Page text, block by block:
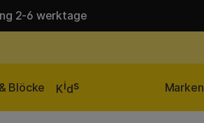
2-6 werktage
Blöcke Kids Marken